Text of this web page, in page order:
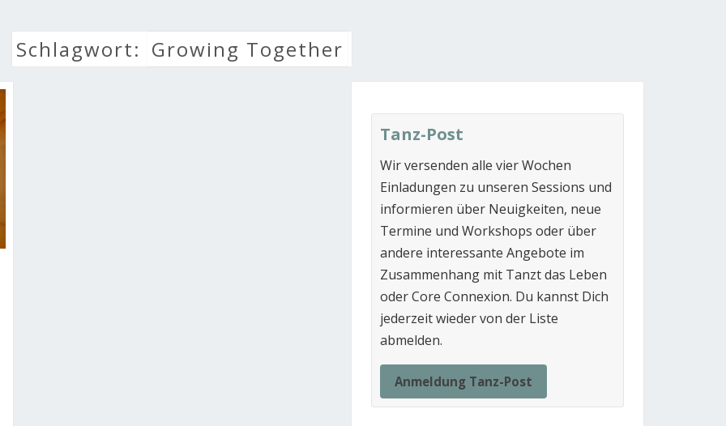
Schlagwort: Growing Together
Tanz-Post
Wir versenden alle vier Wochen
Einladungen zu unseren Sessions und
informieren über Neuigkeiten, neue
Termine und Workshops oder über
andere interessante Angebote im
Zusammenhang mit Tanzt das Leben
oder Core Connexion. Du kannst Dich
jederzeit wieder von der Liste
abmelden.
Anmeldung Tanz-Post